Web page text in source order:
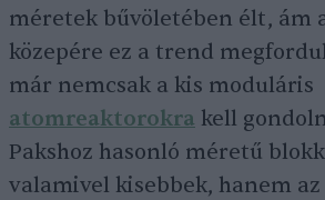
méretek bűvöletében élt, ám
közepére ez a trend
már nemcsak a kis moduláris
atomreaktorokra kell
Pakshoz hasonló méretű
valamivel kisebbek, hanem az